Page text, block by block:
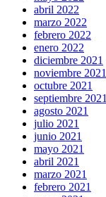
abril 2022
marzo 2022
febrero 2022
enero 2022
diciembre 2021
noviembre 2021
octubre 2021
septiembre 2021
agosto 2021
julio 2021
junio 2021
mayo 2021
abril 2021
marzo 2021
febrero 2021